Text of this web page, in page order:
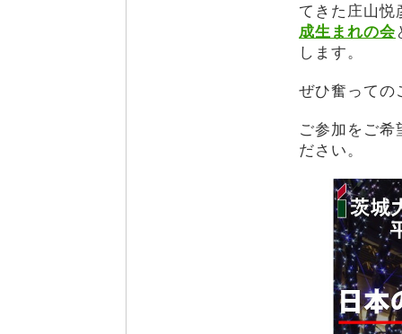
てきた庄山悦
成生まれの会
します。
ぜひ奮っての
ご参加をご希
ださい。